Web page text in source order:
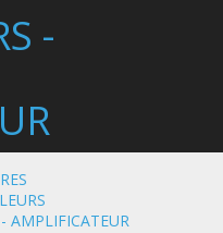
-
AMPLIFICATEUR